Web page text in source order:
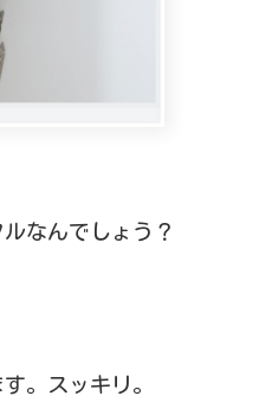
なんでしょう？
。スッキリ。